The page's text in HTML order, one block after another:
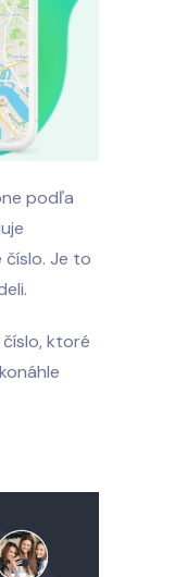
podľa
číslo. Je to
ktoré